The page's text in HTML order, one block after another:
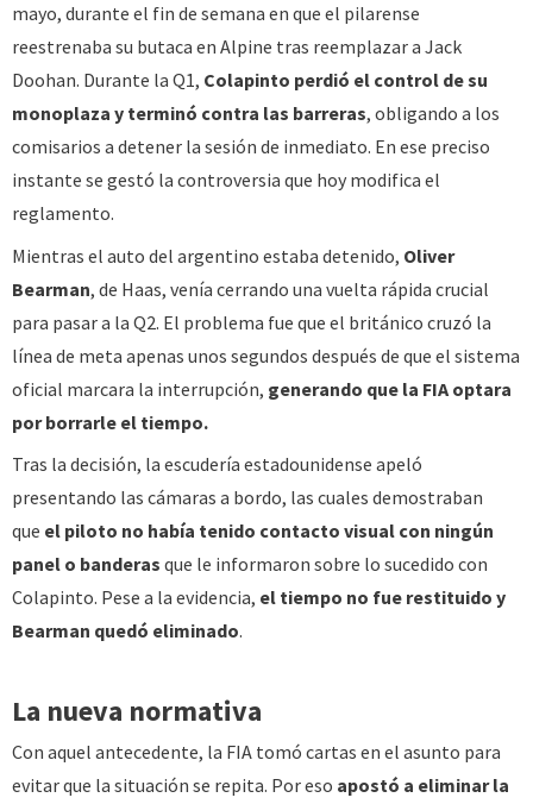
mayo, durante el fin de semana en que el pilarense
reestrenaba su butaca en Alpine tras reemplazar a Jack
Doohan. Durante la Q1, Colapinto perdió el control de su
monoplaza y terminó contra las barreras, obligando a los
comisarios a detener la sesión de inmediato. En ese preciso
instante se gestó la controversia que hoy modifica el
reglamento.
Mientras el auto del argentino estaba detenido, Oliver
Bearman, de Haas, venía cerrando una vuelta rápida crucial
para pasar a la Q2. El problema fue que el británico cruzó la
línea de meta apenas unos segundos después de que el sistema
oficial marcara la interrupción, generando que la FIA optara
por borrarle el tiempo.
Tras la decisión, la escudería estadounidense apeló
presentando las cámaras a bordo, las cuales demostraban
que el piloto no había tenido contacto visual con ningún
panel o banderas que le informaron sobre lo sucedido con
Colapinto. Pese a la evidencia, el tiempo no fue restituido y
Bearman quedó eliminado.
La nueva normativa
Con aquel antecedente, la FIA tomó cartas en el asunto para
evitar que la situación se repita. Por eso apostó a eliminar la